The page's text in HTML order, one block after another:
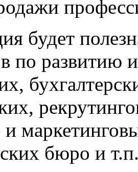
будет
по развитию
бюро и